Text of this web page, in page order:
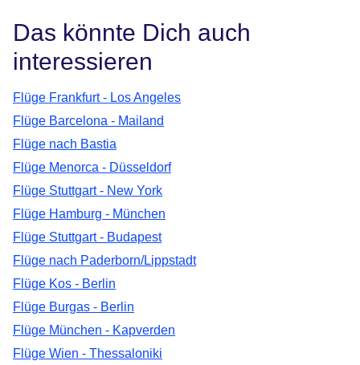
Das könnte Dich auch
interessieren
Flüge Frankfurt - Los Angeles
Flüge Barcelona - Mailand
Flüge nach Bastia
Flüge Menorca - Düsseldorf
Flüge Stuttgart - New York
Flüge Hamburg - München
Flüge Stuttgart - Budapest
Flüge nach Paderborn/Lippstadt
Flüge Kos - Berlin
Flüge Burgas - Berlin
Flüge München - Kapverden
Flüge Wien - Thessaloniki